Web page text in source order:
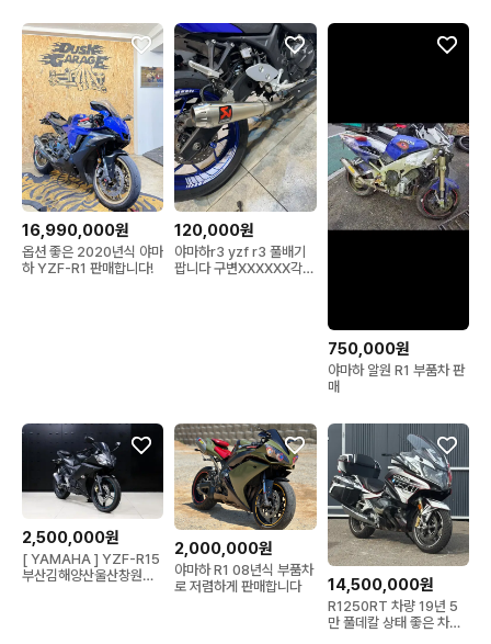
16,990,000원
옵션 좋은 2020년식 야마
하 YZF-R1 판매합니다!
120,000원
야마하r3 yzf r3 풀배기
팝니다 구변XXXXXX각개
750,000원
야마하 알원 R1 부품차 판
매
2,500,000원
[ YAMAHA ] YZF-R15
부산김해양산울산창원대
2,000,000원
야마하 R1 08년식 부품차
로 저렴하게 판매합니다
14,500,000원
R1250RT 차량 19년 5
만 풀데칼 상태 좋은 차량